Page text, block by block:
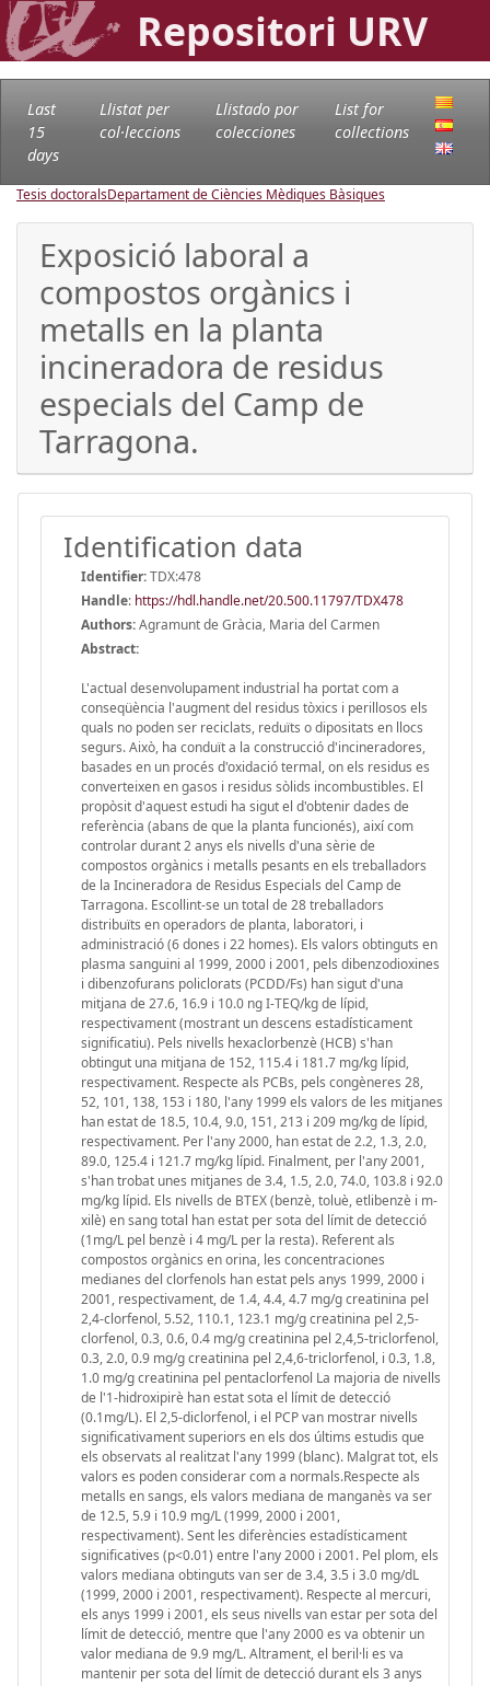
Repositori URV
Last
15
days
Llistat per
col·leccions
Llistado por
colecciones
List for
collections
Tesis doctoralsDepartament de Ciències Mèdiques Bàsiques
Exposició laboral a
compostos orgànics i
metalls en la planta
incineradora de residus
especials del Camp de
Tarragona.
Identification data
Identifier:TDX:478
Handle: https://hdl.handle.net/20.500.11797/TDX478
Authors:Agramunt de Gràcia, Maria del Carmen
Abstract:
L'actual desenvolupament industrial ha portat com a
conseqüència l'augment del residus tòxics i perillosos els
quals no poden ser reciclats, reduïts o dipositats en llocs
segurs. Això, ha conduït a la construcció d'incineradores,
basades en un procés d'oxidació termal, on els residus es
converteixen en gasos i residus sòlids incombustibles. El
propòsit d'aquest estudi ha sigut el d'obtenir dades de
referència (abans de que la planta funcionés), així com
controlar durant 2 anys els nivells d'una sèrie de
compostos orgànics i metalls pesants en els treballadors
de la Incineradora de Residus Especials del Camp de
Tarragona. Escollint-se un total de 28 treballadors
distribuïts en operadors de planta, laboratori, i
administració (6 dones i 22 homes). Els valors obtinguts en
plasma sanguini al 1999, 2000 i 2001, pels dibenzodioxines
i dibenzofurans policlorats (PCDD/Fs) han sigut d'una
mitjana de 27.6, 16.9 i 10.0 ng I-TEQ/kg de lípid,
respectivament (mostrant un descens estadísticament
significatiu). Pels nivells hexaclorbenzè (HCB) s'han
obtingut una mitjana de 152, 115.4 i 181.7 mg/kg lípid,
respectivament. Respecte als PCBs, pels congèneres 28,
52, 101, 138, 153 i 180, l'any 1999 els valors de les mitjanes
han estat de 18.5, 10.4, 9.0, 151, 213 i 209 mg/kg de lípid,
respectivament. Per l'any 2000, han estat de 2.2, 1.3, 2.0,
89.0, 125.4 i 121.7 mg/kg lípid. Finalment, per l'any 2001,
s'han trobat unes mitjanes de 3.4, 1.5, 2.0, 74.0, 103.8 i 92.0
mg/kg lípid. Els nivells de BTEX (benzè, toluè, etlibenzè i m-
xilè) en sang total han estat per sota del límit de detecció
(1mg/L pel benzè i 4 mg/L per la resta). Referent als
compostos orgànics en orina, les concentraciones
medianes del clorfenols han estat pels anys 1999, 2000 i
2001, respectivament, de 1.4, 4.4, 4.7 mg/g creatinina pel
2,4-clorfenol, 5.52, 110.1, 123.1 mg/g creatinina pel 2,5-
clorfenol, 0.3, 0.6, 0.4 mg/g creatinina pel 2,4,5-triclorfenol,
0.3, 2.0, 0.9 mg/g creatinina pel 2,4,6-triclorfenol, i 0.3, 1.8,
1.0 mg/g creatinina pel pentaclorfenol La majoria de nivells
de l'1-hidroxipirè han estat sota el límit de detecció
(0.1mg/L). El 2,5-diclorfenol, i el PCP van mostrar nivells
significativament superiors en els dos últims estudis que
els observats al realitzat l'any 1999 (blanc). Malgrat tot, els
valors es poden considerar com a normals.Respecte als
metalls en sangs, els valors mediana de manganès va ser
de 12.5, 5.9 i 10.9 mg/L (1999, 2000 i 2001,
respectivament). Sent les diferències estadísticament
significatives (p<0.01) entre l'any 2000 i 2001. Pel plom, els
valors mediana obtinguts van ser de 3.4, 3.5 i 3.0 mg/dL
(1999, 2000 i 2001, respectivament). Respecte al mercuri,
els anys 1999 i 2001, els seus nivells van estar per sota del
límit de detecció, mentre que l'any 2000 es va obtenir un
valor mediana de 9.9 mg/L. Altrament, el beril·li es va
mantenir per sota del límit de detecció durant els 3 anys